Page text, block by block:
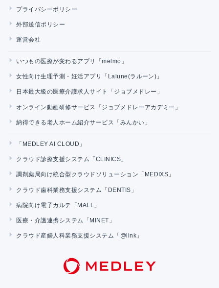
プライバシーポリシー
外部送信ポリシー
運営会社
いつもの医療が変わるアプリ「melmo」
女性向け生理予測・妊活アプリ「Lalune(ラルーン)」
日本最大級の医療介護求人サイト「ジョブメドレー」
オンライン動画研修サービス「ジョブメドレーアカデミー」
納得できる老人ホーム紹介サービス「みんかい」
「MEDLEY AI CLOUD」
クラウド診療支援システム「CLINICS」
調剤薬局向け統合型クラウドソリューション「MEDIXS」
クラウド歯科業務支援システム「DENTIS」
病院向け電子カルテ「MALL」
医療・介護連携システム「MINET」
クラウド産婦人科業務支援システム「@link」